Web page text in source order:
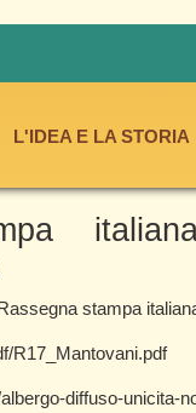
L'IDEA E LA STORIA
stampa
R17_Mantovani.pdf
diffuso-unicita-